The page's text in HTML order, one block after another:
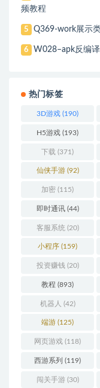
频教程
5 Q369-work展示
6 W028–apk反编
热门标签
3D游戏 (190)
H5游戏 (193)
下载 (371)
仙侠手游(92)
加密 (115)
即时通讯(44)
客服系统 (20)
小程序 (159)
投资赚钱 (20)
教程 (893)
机器人 (42)
端游 (125)
网页游戏 (118)
西游系列 (119)
闯关手游(30)